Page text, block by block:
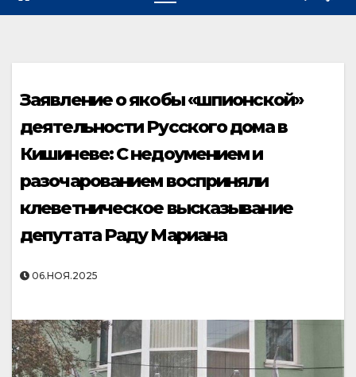
Заявление о якобы «шпионской»
деятельности Русского дома в
Кишиневе: С недоумением и
разочарованием восприняли
клеветническое высказывание
депутата Раду Мариана
06.НОЯ.2025